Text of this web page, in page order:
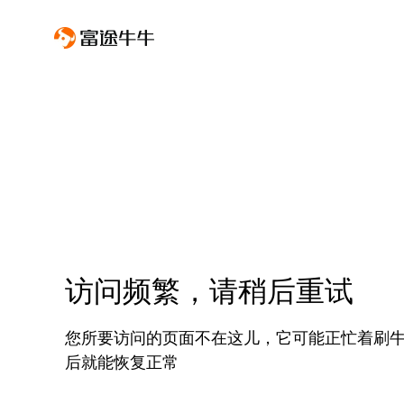
访问频繁，请稍后重试
您所要访问的页面不在这儿，它可能正忙着刷
后就能恢复正常